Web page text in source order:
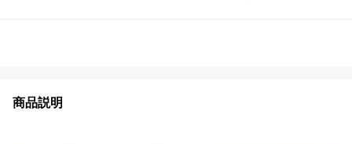
商品説明